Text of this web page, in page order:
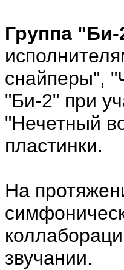
Группа "Би-
снайперы",
"Би-2" при
"Нечетный
пластинки.
На
звучании.